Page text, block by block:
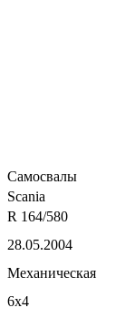
Самосвалы
Scania
R 164/580
28.05.2004
Механическая
6x4